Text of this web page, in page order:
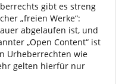
gibt es streng
„freien Werke“:
abgelaufen ist, und
„Open Content“ ist
Urheberrechten wie
gelten hierfür nur